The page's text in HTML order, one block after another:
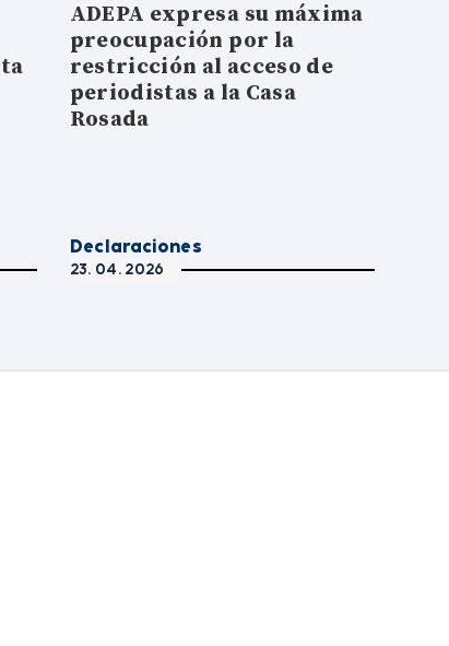
ADEPA expresa su máxima
preocupación por la
restricción al acceso de
periodistas a la Casa
Rosada
Declaraciones
23. 04. 2026